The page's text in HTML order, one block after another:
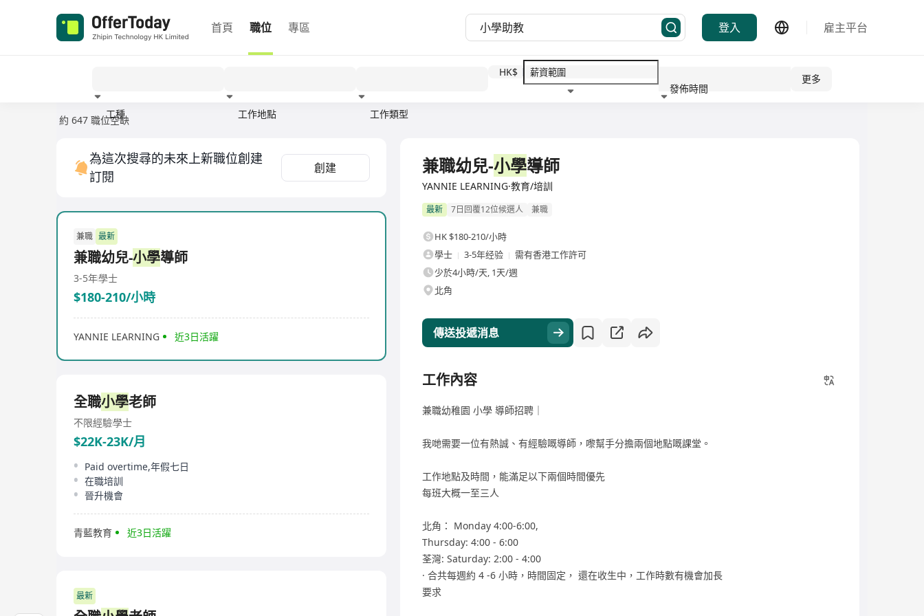
首頁 職位 專區 登入 雇主平台
工種 工作地點 工作類型
HK$
發佈時間
更多
約 647 職位空缺
為這次搜尋的未來上新職位創建
訂閱
創建
兼職 最新
兼職幼兒-小學導師
3-5年學士
$180-210/小時
YANNIE LEARNING 近3日活躍
全職小學老師
不限經驗學士
$22K-23K/月
Paid overtime,年假七日
在職培訓
晉升機會
青藍教育 近3日活躍
最新
兼職幼兒-小學導師
YANNIE LEARNING·教育/培訓
最新 7日回覆12位候選人 兼職
HK $180-210/小時
學士
3-5年经验
需有香港工作許可
少於4小時/天, 1天/週
北角
傳送投遞消息
工作內容
兼職幼稚園 小學 導師招聘｜
我哋需要一位有熱誠、有經驗嘅導師，嚟幫手分擔兩個地點嘅課堂。
工作地點及時間，能滿足以下兩個時間優先
每班大概一至三人
北角： Monday 4:00-6:00,
Thursday: 4:00 - 6:00
荃灣: Saturday: 2:00 - 4:00
· 合共每週約 4 -6 小時，時間固定， 還在收生中，工作時數有機會加長
要求